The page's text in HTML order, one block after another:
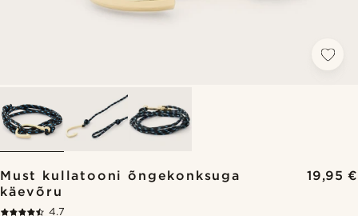
Must kullatooni õngekonksuga
käevõru
19,95 €
4.7